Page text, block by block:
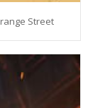
Street